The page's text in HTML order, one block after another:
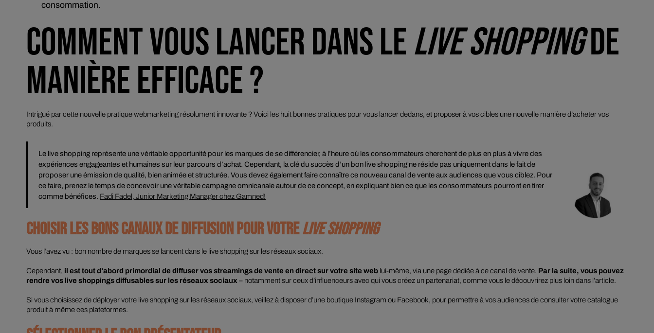
consommation.
COMMENT VOUS LANCER DANS LELIVE SHOPPINGDE
MANIÈRE EFFICACE ?
Intrigué par cette nouvelle pratique webmarketing résolument innovante ? Voici les huit bonnes pratiques pour vous lancer dedans, et proposer à vos cibles une nouvelle manière d’acheter vos
produits.
Le live shopping représente une véritable opportunité pour les marques de se différencier, à l’heure où les consommateurs cherchent de plus en plus à vivre des
expériences engageantes et humaines sur leur parcours d’achat. Cependant, la clé du succès d’un bon live shopping ne réside pas uniquement dans le fait de
proposer une émission de qualité, bien animée et structurée. Vous devez également faire connaître ce nouveau canal de vente aux audiences que vous ciblez. Pour
ce faire, prenez le temps de concevoir une véritable campagne omnicanale autour de ce concept, en expliquant bien ce que les consommateurs pourront en tirer
comme bénéfices. Fadi Fadel, Junior Marketing Manager chez Gamned!
CHOISIR LES BONS CANAUX DE DIFFUSION POUR VOTRELIVE SHOPPING
Vous l’avez vu : bon nombre de marques se lancent dans le live shoppingsur les réseaux sociaux.
Cependant, il est tout d’abord primordial de diffuser vosstreamingsde vente en direct sur votre site weblui-même, via une page dédiée à ce canal de vente. Par la suite, vous pouvez
rendre vos live shoppingsdiffusables sur les réseaux sociaux – notamment sur ceux d’influenceurs avec qui vous créez un partenariat, comme vous le découvrirez plus loin dans l’article.
Si vous choisissez de déployer votre live shoppingsur les réseaux sociaux, veillez à disposer d’une boutique Instagram ou Facebook, pour permettre à vos audiences de consulter votre catalogue
produit à même ces plateformes.